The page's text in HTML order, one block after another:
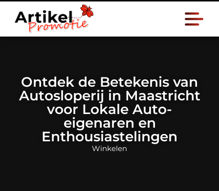
Ontdek de Betekenis van
Autosloperij in Maastricht
voor Lokale Auto-
eigenaren en
Enthousiastelingen
Winkelen